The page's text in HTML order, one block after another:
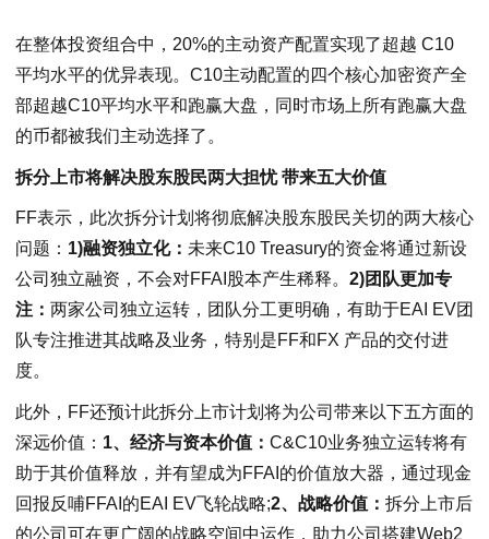
在整体投资组合中，20%的主动资产配置实现了超越 C10
平均水平的优异表现。C10主动配置的四个核心加密资产全
部超越C10平均水平和跑赢大盘，同时市场上所有跑赢大盘
的币都被我们主动选择了。
拆分上市将解决股东股民两大担忧 带来五大价值
FF表示，此次拆分计划将彻底解决股东股民关切的两大核心
问题： 1)融资独立化： 未来C10 Treasury的资金将通过新设
公司独立融资，不会对FFAI股本产生稀释。 2)团队更加专
注： 两家公司独立运转，团队分工更明确，有助于EAI EV团
队专注推进其战略及业务，特别是FF和FX 产品的交付进
度。
此外，FF还预计此拆分上市计划将为公司带来以下五方面的
深远价值： 1、经济与资本价值： C&C10业务独立运转将有
助于其价值释放，并有望成为FFAI的价值放大器，通过现金
回报反哺FFAI的EAI EV飞轮战略;2、战略价值： 拆分上市后
的公司可在更广阔的战略空间中运作，助力公司搭建Web2